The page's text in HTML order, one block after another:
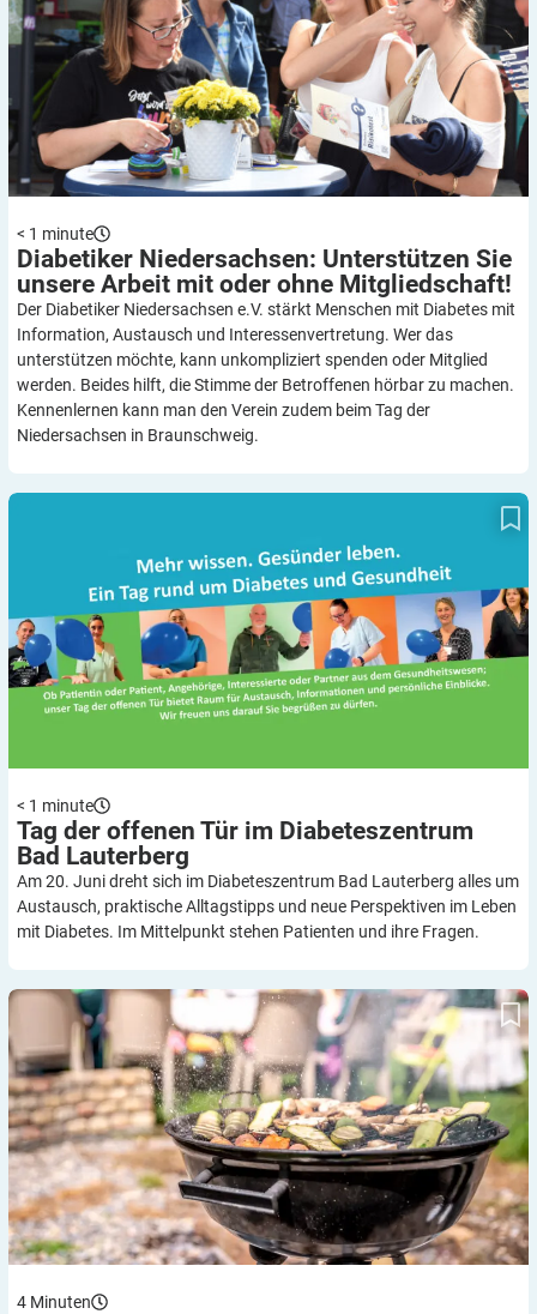
< 1 minute
Diabetiker Niedersachsen: Unterstützen Sie
unsere Arbeit mit oder ohne Mitgliedschaft!
Der Diabetiker Niedersachsen e.V. stärkt Menschen mit Diabetes mit
Information, Austausch und Interessenvertretung. Wer das
unterstützen möchte, kann unkompliziert spenden oder Mitglied
werden. Beides hilft, die Stimme der Betroffenen hörbar zu machen.
Kennenlernen kann man den Verein zudem beim Tag der
Niedersachsen in Braunschweig.
< 1 minute
Tag der offenen Tür im Diabeteszentrum
Bad Lauterberg
Am 20. Juni dreht sich im Diabeteszentrum Bad Lauterberg alles um
Austausch, praktische Alltagstipps und neue Perspektiven im Leben
mit Diabetes. Im Mittelpunkt stehen Patienten und ihre Fragen.
Sommer ohne Reue: Gesund Grillen mit Diabetes
4 Minuten